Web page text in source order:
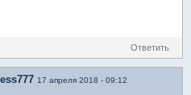
Ответить
17 апреля 2018 - 09:12